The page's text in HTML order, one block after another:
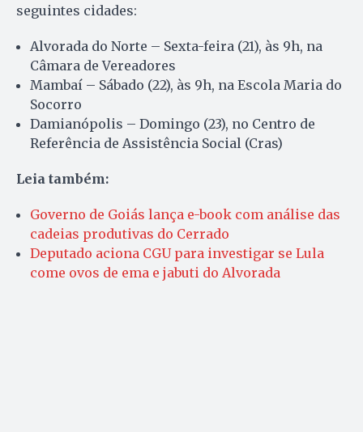
seguintes cidades:
Alvorada do Norte – Sexta-feira (21), às 9h, na
Câmara de Vereadores
Mambaí – Sábado (22), às 9h, na Escola Maria do
Socorro
Damianópolis – Domingo (23), no Centro de
Referência de Assistência Social (Cras)
Leia também:
Governo de Goiás lança e-book com análise das
cadeias produtivas do Cerrado
Deputado aciona CGU para investigar se Lula
come ovos de ema e jabuti do Alvorada